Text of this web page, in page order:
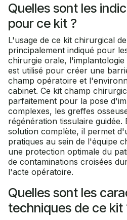
Quelles sont les
pour ce kit ?
L'usage de ce kit chirurgical
principalement indiqué pour
chirurgie orale,
est utilisé pour créer une
champ opératoire et
cabinet. Ce kit champ
parfaitement pour la pose
complexes, les greffes
régénération tissulaire
solution complète, il permet
pratiques au sein de l'équipe
une protection optimale du
de contaminations croisées
l'acte opératoire.
Quelles sont les
techniques de ce kit